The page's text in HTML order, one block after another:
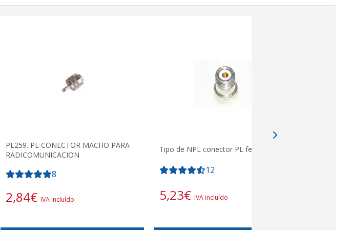
PL259. PL CONECTOR MACHO PARA
RADICOMUNICACION
8
2,84€ IVA incluído
Tipo de NPL conector PL feminino
12
5,23€ IVA incluído